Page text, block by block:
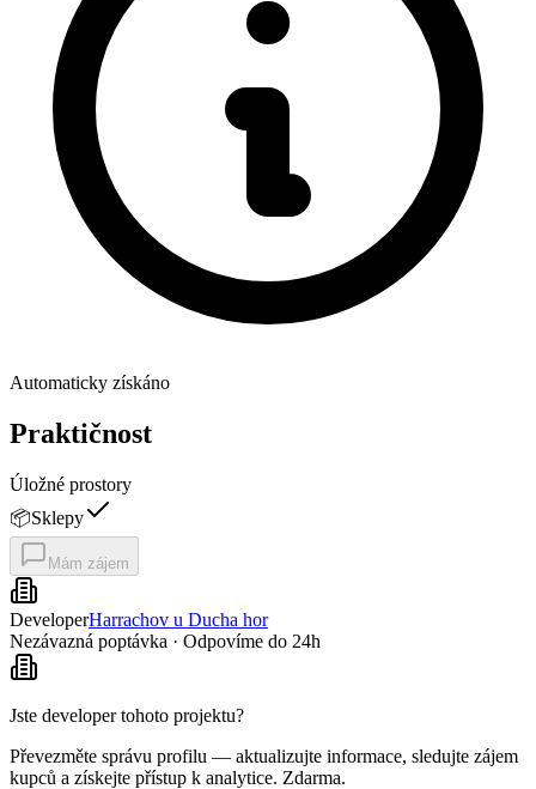
Automaticky získáno
Praktičnost
Úložné prostory
📦Sklepy
Mám zájem
DeveloperHarrachov u Ducha hor
Nezávazná poptávka · Odpovíme do 24h
Jste developer tohoto projektu?
Převezměte správu profilu — aktualizujte informace, sledujte zájem
kupců a získejte přístup k analytice. Zdarma.